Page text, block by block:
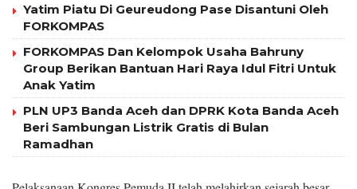
Yatim Piatu Di Geureudong Pase Disantuni Oleh
FORKOMPAS
FORKOMPAS Dan Kelompok Usaha Bahruny
Group Berikan Bantuan Hari Raya Idul Fitri Untuk
Anak Yatim
PLN UP3 Banda Aceh dan DPRK Kota Banda Aceh
Beri Sambungan Listrik Gratis di Bulan
Ramadhan